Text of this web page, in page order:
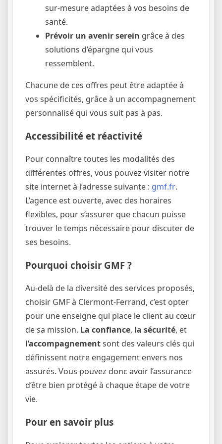
sur-mesure adaptées à vos besoins de
santé.
Prévoir un avenir serein grâce à des
solutions d’épargne qui vous
ressemblent.
Chacune de ces offres peut être adaptée à
vos spécificités, grâce à un accompagnement
personnalisé qui vous suit pas à pas.
Accessibilité et réactivité
Pour connaître toutes les modalités des
différentes offres, vous pouvez visiter notre
site internet à l’adresse suivante : gmf.fr.
L’agence est ouverte, avec des horaires
flexibles, pour s’assurer que chacun puisse
trouver le temps nécessaire pour discuter de
ses besoins.
Pourquoi choisir GMF ?
Au-delà de la diversité des services proposés,
choisir GMF à Clermont-Ferrand, c’est opter
pour une enseigne qui place le client au cœur
de sa mission. La confiance, la sécurité, et
l’accompagnementsont des valeurs clés qui
définissent notre engagement envers nos
assurés. Vous pouvez donc avoir l’assurance
d’être bien protégé à chaque étape de votre
vie.
Pour en savoir plus